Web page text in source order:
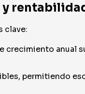
y
clave:
anual
permitiendo